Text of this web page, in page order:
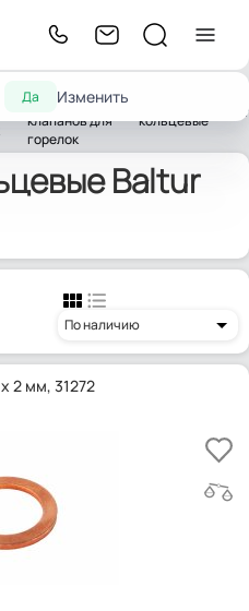
Да Изменить
жидкотопливных
клапанов для
горелок
кольцевые
Baltur
Baltur
По наличию
2 мм, 31272